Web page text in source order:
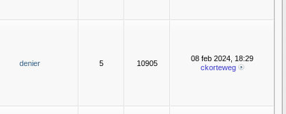
denier 5 10905
08 feb 2024, 18:29
ckorteweg